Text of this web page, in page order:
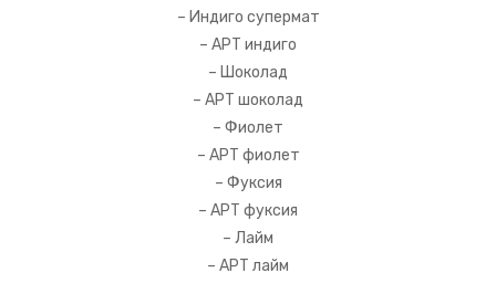
– Индиго супермат
– АРТ индиго
– Шоколад
– АРТ шоколад
– Фиолет
– АРТ фиолет
– Фуксия
– АРТ фуксия
– Лайм
– АРТ лайм